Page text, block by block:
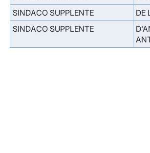
SINDACO SUPPLENTE
DE
SINDACO SUPPLENTE